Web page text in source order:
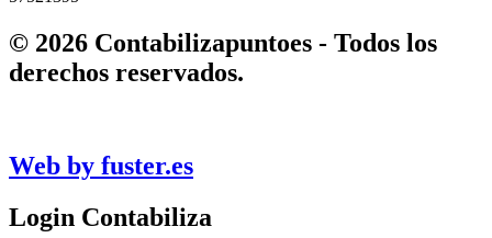
© 2026 Contabilizapuntoes - Todos los
derechos reservados.
Web by fuster.es
Login Contabiliza